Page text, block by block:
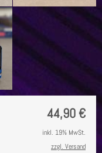
44,90 €
inkl. 19% MwSt.
zzgl. Versand